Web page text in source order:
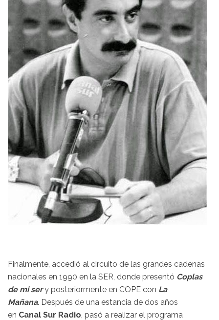
Finalmente, accedió al circuito de las grandes cadenas
nacionales en 1990 en la SER, donde presentó Coplas
de mi sery posteriormente en COPE con La
Mañana. Después de una estancia de dos años
en Canal Sur Radio, pasó a realizar el programa